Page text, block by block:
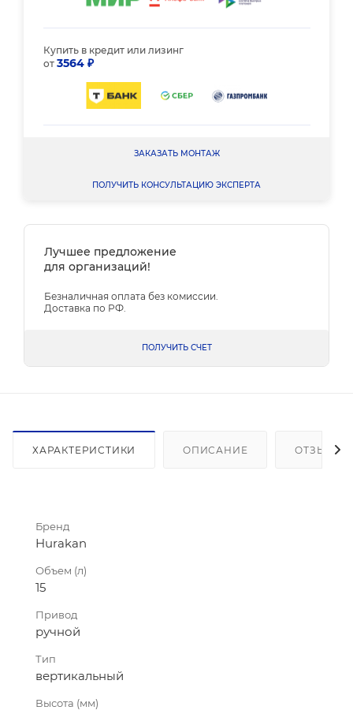
Купить в кредит или лизинг
от 3564 ₽
ЗАКАЗАТЬ МОНТАЖ
ПОЛУЧИТЬ КОНСУЛЬТАЦИЮ ЭКСПЕРТА
Лучшее предложение
для организаций!
Безналичная оплата без комиссии.
Доставка по РФ.
ПОЛУЧИТЬ СЧЕТ
ХАРАКТЕРИСТИКИ ОПИСАНИЕ ОТЗЫВЫ
Бренд
Hurakan
Объем (л)
15
Привод
ручной
Тип
вертикальный
Высота (мм)